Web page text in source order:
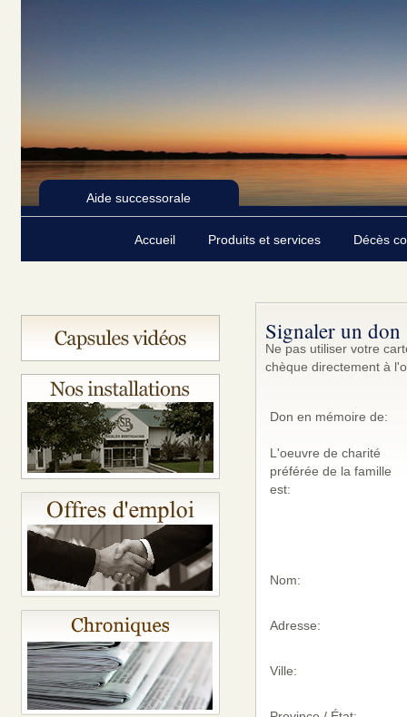
Aide successorale
Accueil Produits et services Décès
Signaler un don
Ne pas utiliser votre
chèque directement à
Don en mémoire de:
L'oeuvre de charité
préférée de la famille
est:
Nom:
Adresse:
Ville: